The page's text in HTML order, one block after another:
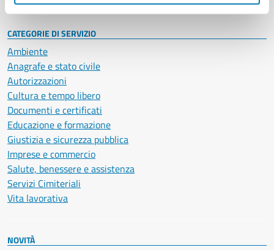
CATEGORIE DI SERVIZIO
Ambiente
Anagrafe e stato civile
Autorizzazioni
Cultura e tempo libero
Documenti e certificati
Educazione e formazione
Giustizia e sicurezza pubblica
Imprese e commercio
Salute, benessere e assistenza
Servizi Cimiteriali
Vita lavorativa
NOVITÀ